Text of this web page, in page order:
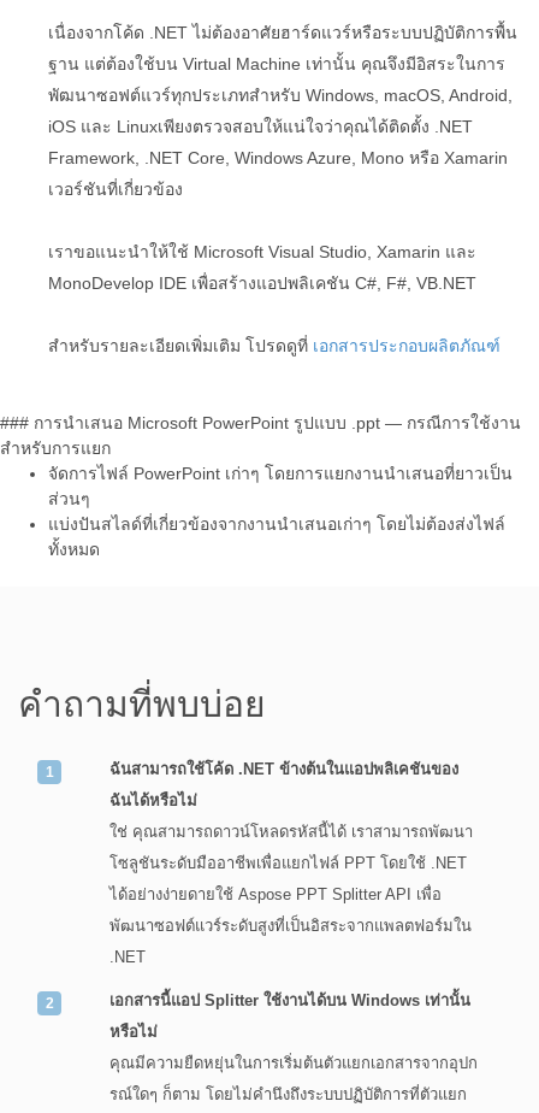
เนื่องจากโค้ด .NET ไม่ต้องอาศัยฮาร์ดแวร์หรือระบบปฏิบัติการพื้น
ฐาน แต่ต้องใช้บน Virtual Machine เท่านั้น คุณจึงมีอิสระในการ
พัฒนาซอฟต์แวร์ทุกประเภทสำหรับ Windows, macOS, Android,
iOS และ Linuxเพียงตรวจสอบให้แน่ใจว่าคุณได้ติดตั้ง .NET
Framework, .NET Core, Windows Azure, Mono หรือ Xamarin
เวอร์ชันที่เกี่ยวข้อง
เราขอแนะนำให้ใช้ Microsoft Visual Studio, Xamarin และ
MonoDevelop IDE เพื่อสร้างแอปพลิเคชัน C#, F#, VB.NET
สำหรับรายละเอียดเพิ่มเติม โปรดดูที่ เอกสารประกอบผลิตภัณฑ์
### การนำเสนอ Microsoft PowerPoint รูปแบบ .ppt — กรณีการใช้งาน
สำหรับการแยก
จัดการไฟล์ PowerPoint เก่าๆ โดยการแยกงานนำเสนอที่ยาวเป็น
ส่วนๆ
แบ่งปันสไลด์ที่เกี่ยวข้องจากงานนำเสนอเก่าๆ โดยไม่ต้องส่งไฟล์
ทั้งหมด
คำถามที่พบบ่อย
ฉันสามารถใช้โค้ด .NET ข้างต้นในแอปพลิเคชันของ
ฉันได้หรือไม่
ใช่ คุณสามารถดาวน์โหลดรหัสนี้ได้ เราสามารถพัฒนา
โซลูชันระดับมืออาชีพเพื่อแยกไฟล์ PPT โดยใช้ .NET
ได้อย่างง่ายดายใช้ Aspose PPT Splitter API เพื่อ
พัฒนาซอฟต์แวร์ระดับสูงที่เป็นอิสระจากแพลตฟอร์มใน
.NET
เอกสารนี้แอป Splitter ใช้งานได้บน Windows เท่านั้น
หรือไม่
คุณมีความยืดหยุ่นในการเริ่มต้นตัวแยกเอกสารจากอุปก
รณ์ใดๆ ก็ตาม โดยไม่คำนึงถึงระบบปฏิบัติการที่ตัวแยก